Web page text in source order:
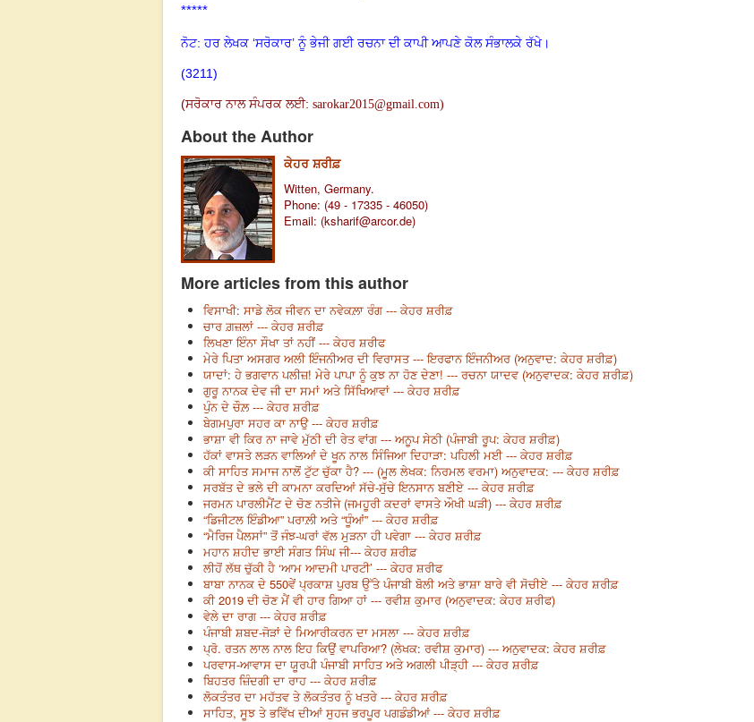
*****
ਨੋਟ: ਹਰ ਲੇਖਕ ‘ਸਰੋਕਾਰ’ ਨੂੰ ਭੇਜੀ ਗਈ ਰਚਨਾ ਦੀ ਕਾਪੀ ਆਪਣੇ ਕੋਲ ਸੰਭਾਲਕੇ ਰੱਖੇ।
(3211)
(ਸਰੋਕਾਰ ਨਾਲ ਸੰਪਰਕ ਲਈ: sarokar2015@gmail.com)
About the Author
ਕੇਹਰ ਸ਼ਰੀਫ਼
Witten, Germany.
Phone: (49 - 17335 - 46050)
Email: (ksharif@arcor.de)
More articles from this author
ਵਿਸਾਖੀ: ਸਾਡੇ ਲੋਕ ਜੀਵਨ ਦਾ ਨਵੇਕਲ਼ਾ ਰੰਗ --- ਕੇਹਰ ਸ਼ਰੀਫ਼
ਚਾਰ ਗ਼ਜ਼ਲਾਂ --- ਕੇਹਰ ਸ਼ਰੀਫ਼
ਲਿਖਣਾ ਇੰਨਾ ਸੌਖਾ ਤਾਂ ਨਹੀਂ --- ਕੇਹਰ ਸ਼ਰੀਫ
ਮੇਰੇ ਪਿਤਾ ਅਸਗਰ ਅਲੀ ਇੰਜਨੀਅਰ ਦੀ ਵਿਰਾਸਤ --- ਇਰਫਾਨ ਇੰਜਨੀਅਰ (ਅਨੁਵਾਦ: ਕੇਹਰ ਸ਼ਰੀਫ਼)
ਯਾਦਾਂ: ਹੇ ਭਗਵਾਨ ਪਲੀਜ਼! ਮੇਰੇ ਪਾਪਾ ਨੂੰ ਕੁਝ ਨਾ ਹੋਣ ਦੇਣਾ! --- ਰਚਨਾ ਯਾਦਵ (ਅਨੁਵਾਦਕ: ਕੇਹਰ ਸ਼ਰੀਫ਼)
ਗੁਰੂ ਨਾਨਕ ਦੇਵ ਜੀ ਦਾ ਸਮਾਂ ਅਤੇ ਸਿੱਖਿਆਵਾਂ --- ਕੇਹਰ ਸ਼ਰੀਫ਼
ਪੁੰਨ ਦੇ ਚੌਲ਼ --- ਕੇਹਰ ਸ਼ਰੀਫ਼
ਬੇਗਮਪੁਰਾ ਸਹਰ ਕਾ ਨਾਉ --- ਕੇਹਰ ਸ਼ਰੀਫ਼
ਭਾਸ਼ਾ ਵੀ ਕਿਰ ਨਾ ਜਾਵੇ ਮੁੱਠੀ ਦੀ ਰੇਤ ਵਾਂਗ --- ਅਨੂਪ ਸੇਠੀ (ਪੰਜਾਬੀ ਰੂਪ: ਕੇਹਰ ਸ਼ਰੀਫ਼)
ਹੱਕਾਂ ਵਾਸਤੇ ਲੜਨ ਵਾਲਿਆਂ ਦੇ ਖੂਨ ਨਾਲ ਸਿੰਜਿਆ ਦਿਹਾੜਾ: ਪਹਿਲੀ ਮਈ --- ਕੇਹਰ ਸ਼ਰੀਫ਼
ਕੀ ਸਾਹਿਤ ਸਮਾਜ ਨਾਲੋਂ ਟੁੱਟ ਚੁੱਕਾ ਹੈ? --- (ਮੂਲ ਲੇਖਕ: ਨਿਰਮਲ ਵਰਮਾ) ਅਨੁਵਾਦਕ: --- ਕੇਹਰ ਸ਼ਰੀਫ਼
ਸਰਬੱਤ ਦੇ ਭਲੇ ਦੀ ਕਾਮਨਾ ਕਰਦਿਆਂ ਸੱਚੇ-ਸੁੱਚੇ ਇਨਸਾਨ ਬਣੀਏ --- ਕੇਹਰ ਸ਼ਰੀਫ਼
ਜਰਮਨ ਪਾਰਲੀਮੈਂਟ ਦੇ ਚੋਣ ਨਤੀਜੇ (ਜਮਹੂਰੀ ਕਦਰਾਂ ਵਾਸਤੇ ਔਖੀ ਘੜੀ) --- ਕੇਹਰ ਸ਼ਰੀਫ਼
“ਡਿਜੀਟਲ ਇੰਡੀਆ” ਪਰਾਲ਼ੀ ਅਤੇ “ਧੂੰਆਂ” --- ਕੇਹਰ ਸ਼ਰੀਫ਼
“ਮੈਰਿਜ ਪੈਲਸਾਂ” ਤੋਂ ਜੰਝ-ਘਰਾਂ ਵੱਲ ਮੁੜਨਾ ਹੀ ਪਵੇਗਾ --- ਕੇਹਰ ਸ਼ਰੀਫ਼
ਮਹਾਨ ਸ਼ਹੀਦ ਭਾਈ ਸੰਗਤ ਸਿੰਘ ਜੀ--- ਕੇਹਰ ਸ਼ਰੀਫ਼
ਲੀਹੋਂ ਲੱਥ ਚੁੱਕੀ ਹੈ ‘ਆਮ ਆਦਮੀ ਪਾਰਟੀ’ --- ਕੇਹਰ ਸ਼ਰੀਫ
ਬਾਬਾ ਨਾਨਕ ਦੇ 550ਵੇਂ ਪ੍ਰਕਾਸ਼ ਪੁਰਬ ਉੱਤੇ ਪੰਜਾਬੀ ਬੋਲੀ ਅਤੇ ਭਾਸ਼ਾ ਬਾਰੇ ਵੀ ਸੋਚੀਏ --- ਕੇਹਰ ਸ਼ਰੀਫ਼
ਕੀ 2019 ਦੀ ਚੋਣ ਮੈਂ ਵੀ ਹਾਰ ਗਿਆ ਹਾਂ --- ਰਵੀਸ਼ ਕੁਮਾਰ (ਅਨੁਵਾਦਕ: ਕੇਹਰ ਸ਼ਰੀਫ)
ਵੇਲੇ ਦਾ ਰਾਗ --- ਕੇਹਰ ਸ਼ਰੀਫ਼
ਪੰਜਾਬੀ ਸ਼ਬਦ-ਜੋੜਾਂ ਦੇ ਮਿਆਰੀਕਰਨ ਦਾ ਮਸਲਾ --- ਕੇਹਰ ਸ਼ਰੀਫ਼
ਪ੍ਰੋ. ਰਤਨ ਲਾਲ ਨਾਲ ਇਹ ਕਿਉਂ ਵਾਪਰਿਆ? (ਲੇਖਕ: ਰਵੀਸ਼ ਕੁਮਾਰ) --- ਅਨੁਵਾਦਕ: ਕੇਹਰ ਸ਼ਰੀਫ਼
ਪਰਵਾਸ-ਆਵਾਸ ਦਾ ਯੂਰਪੀ ਪੰਜਾਬੀ ਸਾਹਿਤ ਅਤੇ ਅਗਲੀ ਪੀੜ੍ਹੀ --- ਕੇਹਰ ਸ਼ਰੀਫ਼
ਬਿਹਤਰ ਜ਼ਿੰਦਗੀ ਦਾ ਰਾਹ --- ਕੇਹਰ ਸ਼ਰੀਫ਼
ਲੋਕਤੰਤਰ ਦਾ ਮਹੱਤਵ ਤੇ ਲੋਕਤੰਤਰ ਨੂੰ ਖਤਰੇ --- ਕੇਹਰ ਸ਼ਰੀਫ਼
ਸਾਹਿਤ, ਸੂਝ ਤੇ ਭਵਿੱਖ ਦੀਆਂ ਸੁਹਜ ਭਰਪੂਰ ਪਗਡੰਡੀਆਂ --- ਕੇਹਰ ਸ਼ਰੀਫ਼